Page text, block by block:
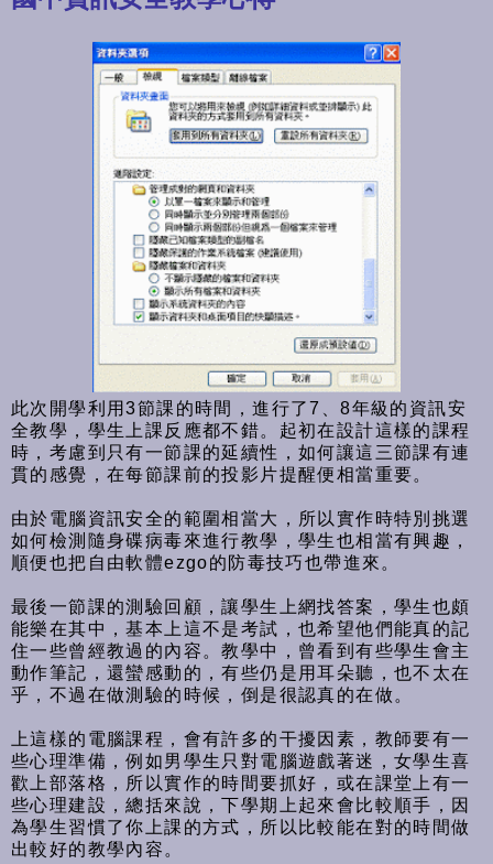
此次開學利用3節課的時間，進行了7、8年級的資訊安
全教學，學生上課反應都不錯。起初在設計這樣的課程
時，考慮到只有一節課的延續性，如何讓這三節課有連
貫的感覺，在每節課前的投影片提醒便相當重要。
由於電腦資訊安全的範圍相當大，所以實作時特別挑選
如何檢測隨身碟病毒來進行教學，學生也相當有興趣，
順便也把自由軟體ezgo的防毒技巧也帶進來。
最後一節課的測驗回顧，讓學生上網找答案，學生也頗
能樂在其中，基本上這不是考試，也希望他們能真的記
住一些曾經教過的內容。教學中，曾看到有些學生會主
動作筆記，還蠻感動的，有些仍是用耳朵聽，也不太在
乎，不過在做測驗的時候，倒是很認真的在做。
上這樣的電腦課程，會有許多的干擾因素，教師要有一
些心理準備，例如男學生只對電腦遊戲著迷，女學生喜
歡上部落格，所以實作的時間要抓好，或在課堂上有一
些心理建設，總括來說，下學期上起來會比較順手，因
為學生習慣了你上課的方式，所以比較能在對的時間做
出較好的教學內容。